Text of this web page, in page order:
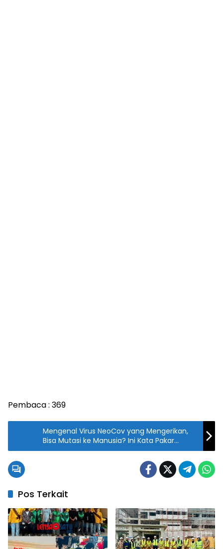
Pembaca : 369
Mengenal Virus NeoCov yang Mengerikan,
Bisa Mutasi ke Manusia? Ini Kata Pakar
Epideminologi
Pos Terkait